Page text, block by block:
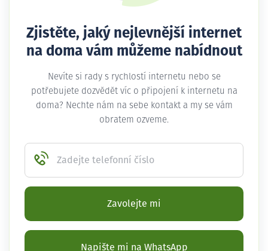
Zjistěte, jaký nejlevnější internet
na doma vám můžeme nabídnout
Nevíte si rady s rychlostí internetu nebo se
potřebujete dozvědět víc o připojení k internetu na
doma? Nechte nám na sebe kontakt a my se vám
obratem ozveme.
Zadejte telefonní číslo
Zavolejte mi
Napište mi na WhatsApp